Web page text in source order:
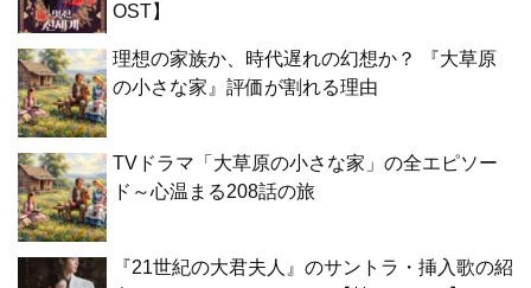
OST】
理想の家族か、時代遅れの幻想か？ 『大草原
の小さな家』評価が割れる理由
TVドラマ「大草原の小さな家」の全エピソー
ド～心温まる208話の旅
『21世紀の大君夫人』のサントラ・挿入歌の紹